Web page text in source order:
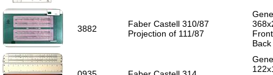
3882
Faber Castell 310/87
Projection of 111/87